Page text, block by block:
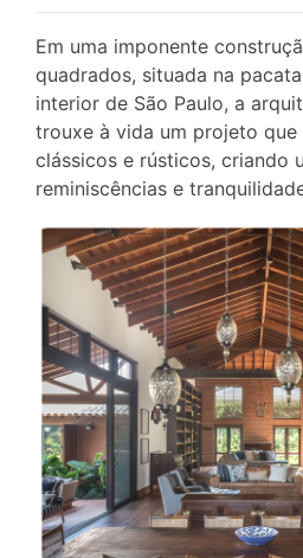
Em uma imponente
quadrados, situada na
interior de São Paulo, a
trouxe à vida um projeto que
clássicos e rústicos, criando
reminiscências e